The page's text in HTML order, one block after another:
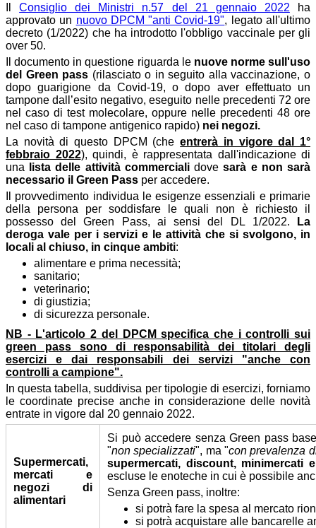
IlConsiglio dei Ministri n.57 del 21 gennaio 2022 ha
approvato un nuovo DPCM "anti Covid-19", legato all'ultimo
decreto (1/2022) che ha introdotto l'obbligo vaccinale per gli
over 50.
Il documento in questione riguarda le nuove norme sull'uso
del Green pass (rilasciato o in seguito alla vaccinazione, o
dopo guarigione da Covid-19, o dopo aver effettuato un
tampone dall’esito negativo, eseguito nelle precedenti 72 ore
nel caso di test molecolare, oppure nelle precedenti 48 ore
nel caso di tampone antigenico rapido) nei negozi.
La novità di questo DPCM (cheentrerà in vigore dal 1°
febbraio 2022), quindi, è rappresentata dall'indicazione di
una
lista delle attività commercialidove sarà e non sarà
necessario il Green Pass per accedere.
Il provvedimento individua le esigenze essenziali e primarie
della persona per soddisfare le quali non è richiesto il
possesso del Green Pass, ai sensi del DL 1/2022.
La
deroga vale per i servizi e le attività che si svolgono, in
locali al chiuso, in cinque ambiti:
alimentare e prima necessità;
sanitario;
veterinario;
di giustizia;
di sicurezza personale.
NB - L'articolo 2 del DPCM specifica che i controlli sui
green pass sono di responsabilità dei titolari degli
esercizi e dai responsabili dei servizi "anche con
controlli a campione".
In questa tabella, suddivisa per tipologie di esercizi, forniamo
le coordinate precise anche in considerazione delle novità
entrate in vigore dal 20 gennaio 2022.
Supermercati,
mercati e
negozi di
alimentari
Si può accedere senza Green pass
"non specializzati", ma "con prevalenza
supermercati, discount, minimercati
escluse le enoteche in cui è possibile
Senza Green pass, inoltre:
si potrà fare la spesa al mercato
si potrà acquistare alle bancarelle